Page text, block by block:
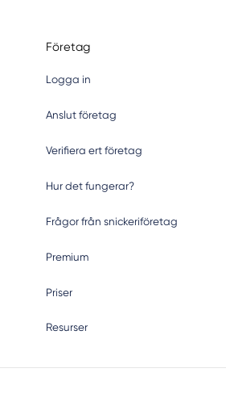
Företag
Logga in
Anslut företag
Verifiera ert företag
Hur det fungerar?
Frågor från snickeriföretag
Premium
Priser
Resurser